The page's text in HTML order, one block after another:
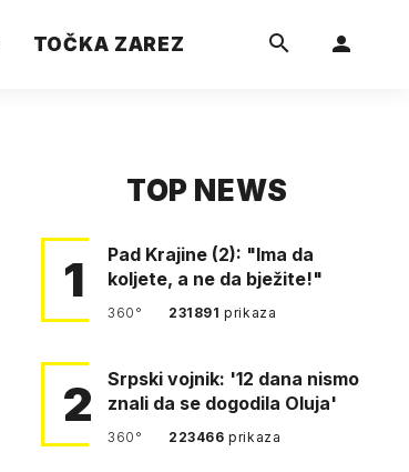
TOČKA ZAREZ
TOP NEWS
1
Pad Krajine (2): "Ima da
koljete, a ne da bježite!"
360° 231891prikaza
2
Srpski vojnik: '12 dana nismo
znali da se dogodila Oluja'
360° 223466prikaza